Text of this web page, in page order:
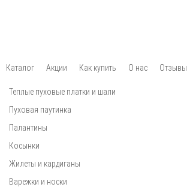
Каталог Акции Как купить О нас Отзывы
Теплые пуховые платки и шали
Пуховая паутинка
Палантины
Косынки
Жилеты и кардиганы
Варежки и носки